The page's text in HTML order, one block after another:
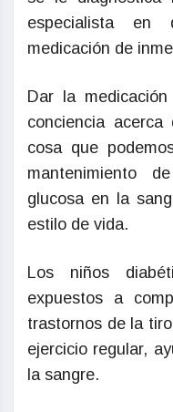
especialista en
medicación de
Dar la
conciencia
cosa que
mantenimiento
glucosa en la
estilo de vida.
Los niños
expuestos a
trastornos de la
ejercicio regular,
la sangre.